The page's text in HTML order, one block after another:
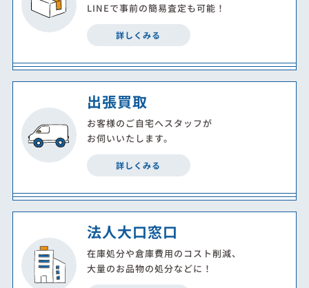
LINEで事前の簡易査定も可能！
詳しくみる
出張買取
お客様のご自宅へスタッフが
お伺いいたします。
詳しくみる
法人大口窓口
在庫処分や倉庫費用のコスト削減、
大量のお品物の処分などに！